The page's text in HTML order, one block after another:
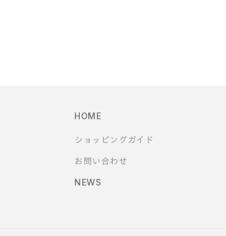
HOME
ショッピングガイド
お問い合わせ
NEWS